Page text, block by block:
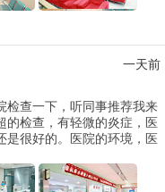
一天前
检查一下，听同事推荐我来
的检查，有轻微的炎症，医
是很好的。医院的环境，医